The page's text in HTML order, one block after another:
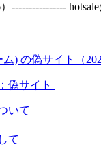
) の偽サイト（
偽サイト
いて
て